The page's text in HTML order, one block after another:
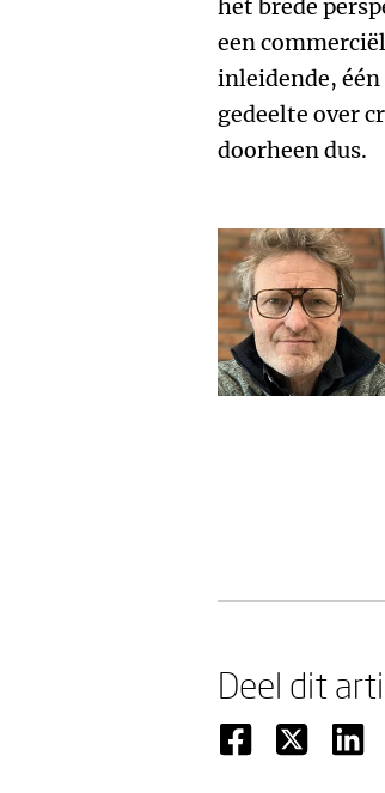
het brede
een
inleidende,
gedeelte over
doorheen dus.
Deel dit